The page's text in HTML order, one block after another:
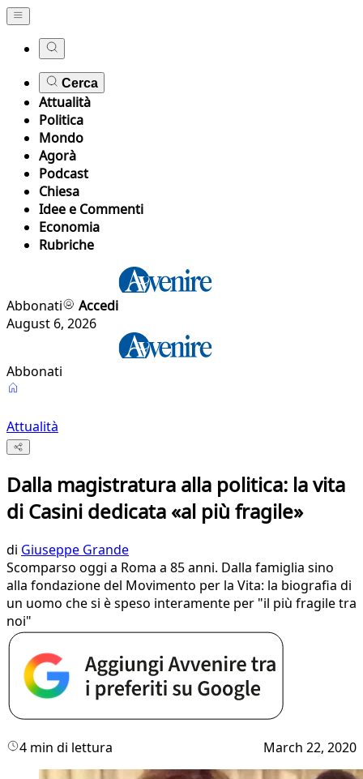
Cerca
Attualità
Politica
Mondo
Agorà
Podcast
Chiesa
Idee e Commenti
Economia
Rubriche
Abbonati
Accedi
August 6, 2026
Abbonati
Attualità
Dalla magistratura alla politica: la vita
di Casini dedicata «al più fragile»
di Giuseppe Grande
Scomparso oggi a Roma a 85 anni. Dalla famiglia sino
alla fondazione del Movimento per la Vita: la biografia di
un uomo che si è speso interamente per "il più fragile tra
noi"
4 min di lettura March 22, 2020